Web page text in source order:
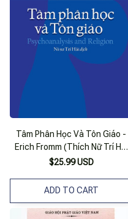
Tâm Phân Học Và Tôn Giáo -
Erich Fromm (Thích Nữ Trí Hải
Dịch, Bản In Lần Đầu Sau 1975)
$25.99 USD
ADD TO CART